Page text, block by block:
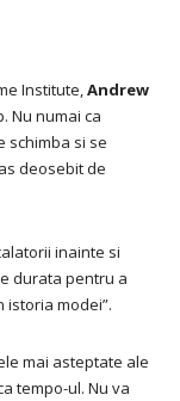
Institute,Andrew
Nu numai ca
schimba si se
deosebit de
inainte si
durata pentru a
modei”.
mai asteptate ale
tempo-ul. Nu va